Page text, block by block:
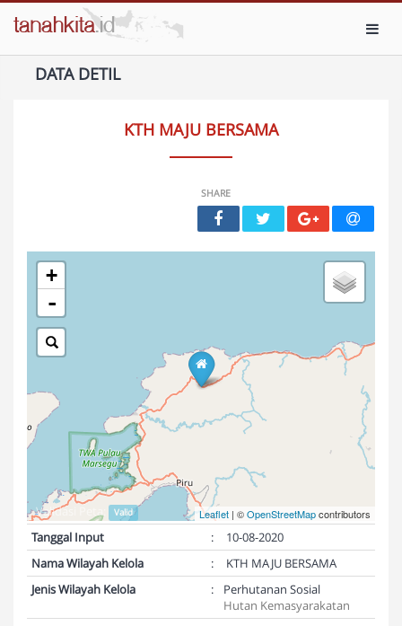
DATA DETIL
KTH MAJU BERSAMA
SHARE
+
-
Leaflet | ©OpenStreetMapcontributors
Validasi Peta: Valid
Tanggal Input :
10-08-2020
Nama Wilayah Kelola
:
KTH MAJU BERSAMA
Jenis Wilayah Kelola
:
Perhutanan Sosial
Hutan Kemasyarakatan